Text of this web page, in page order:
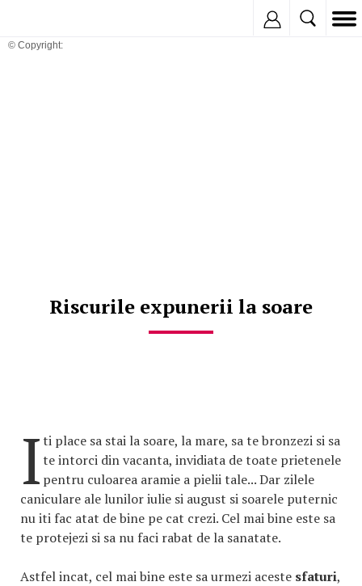
© Copyright:
Riscurile expunerii la soare
Iti place sa stai la soare, la mare, sa te bronzezi si sa
te intorci din vacanta, invidiata de toate prietenele
pentru culoarea aramie a pielii tale... Dar zilele
caniculare ale lunilor iulie si august si soarele puternic
nu iti fac atat de bine pe cat crezi. Cel mai bine este sa
te protejezi si sa nu faci rabat de la sanatate.
Astfel incat, cel mai bine este sa urmezi aceste sfaturi,